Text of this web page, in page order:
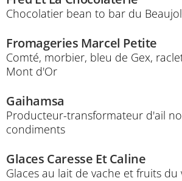
Chocolatier bean to bar du
Fromageries Marcel Petite
Comté, morbier, bleu de Gex,
Mont d'Or
Gaihamsa
Producteur-transformateur d'ail
condiments
Glaces Caresse Et Caline
Glaces au lait de vache et fruits du